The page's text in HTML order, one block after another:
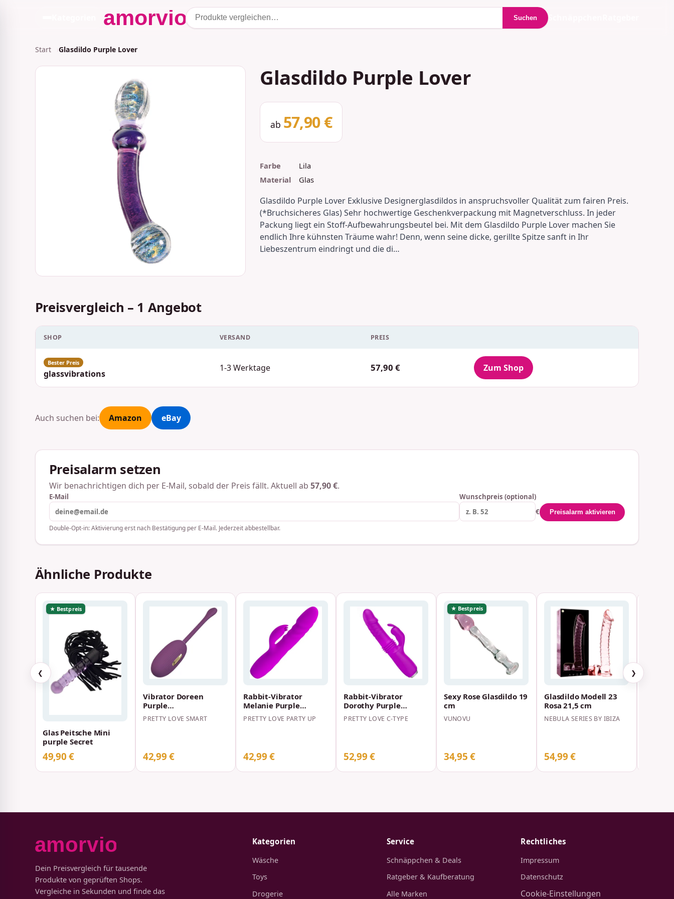
Suchen
Start Glasdildo Purple Lover
Glasdildo Purple Lover
ab 57,90 €
Farbe
Lila
Material
Glas
Glasdildo Purple Lover Exklusive Designerglasdildos in anspruchsvoller Qualität zum fairen Preis.
(*Bruchsicheres Glas) Sehr hochwertige Geschenkverpackung mit Magnetverschluss. In jeder
Packung liegt ein Stoff-Aufbewahrungsbeutel bei. Mit dem Glasdildo Purple Lover machen Sie
endlich Ihre kühnsten Träume wahr! Denn, wenn seine dicke, gerillte Spitze sanft in Ihr
Liebeszentrum eindringt und die di…
Preisvergleich – 1 Angebot
SHOP VERSAND PREIS
glassvibrations
1-3 Werktage 57,90 € Zum Shop
Auch suchen bei: Amazon eBay
Preisalarm setzen
Wir benachrichtigen dich per E-Mail, sobald der Preis fällt. Aktuell ab 57,90 €.
E-Mail
Wunschpreis (optional)
€
Preisalarm aktivieren
Double-Opt-in: Aktivierung erst nach Bestätigung per E-Mail. Jederzeit abbestellbar.
Ähnliche Produkte
❮
★ Bestpreis
Glas Peitsche Mini
purple Secret
49,90 €
Vibrator Doreen
Purple
wiederaufladbares
Vibrations-Ei
PRETTY LOVE SMART
42,99 €
Rabbit-Vibrator
Melanie Purple
wiederaufladbarer
Kaninchenvibrator
PRETTY LOVE PARTY UP
42,99 €
Rabbit-Vibrator
Dorothy Purple
wiederaufladbarer
Kaninchenvibrator
PRETTY LOVE C-TYPE
52,99 €
★ Bestpreis
Sexy Rose Glasdildo 19
cm
VUNOVU
34,95 €
Glasdildo Modell 23
Rosa 21,5 cm
NEBULA SERIES BY IBIZA
54,99 €
❯
Dein Preisvergleich für tausende
Produkte von geprüften Shops.
Vergleiche in Sekunden und finde das
Kategorien
Wäsche
Toys
Drogerie
Service
Schnäppchen & Deals
Ratgeber & Kaufberatung
Alle Marken
Rechtliches
Impressum
Datenschutz
Cookie-Einstellungen